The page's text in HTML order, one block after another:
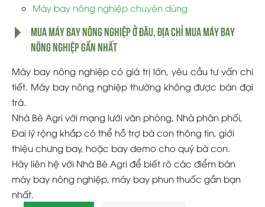
Máy bay nông nghiệp chuyên dùng
MUA MÁY BAY NÔNG NGHIỆP Ở ĐÂU, ĐỊA CHỈ MUA MÁY BAY
NÔNG NGHIỆP GẦN NHẤT
Máy bay nông nghiệp có giá trị lớn, yêu cầu tư vấn chi
tiết. Máy bay nông nghiệp thường không được bán đại
trà.
Nhà Bè Agri với mạng lưới văn phòng, Nhà phân phối,
Đai lý rộng khắp có thể hỗ trợ bà con thông tin, giới
thiệu chưng bay, hoặc bay demo cho quý bà con.
Hãy liên hệ với Nhà Bè Agri để biết rõ các điểm bán
máy bay nông nghiệp, máy bay phun thuốc gần bạn
nhất.